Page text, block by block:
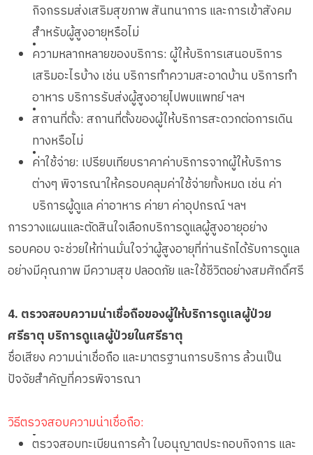
กิจกรรมส่งเสริมสุขภาพ สันทนาการ และการเข้าสังคม
สำหรับผู้สูงอายุหรือไม่
•
ความหลากหลายของบริการ: ผู้ให้บริการเสนอบริการ
เสริมอะไรบ้าง เช่น บริการทำความสะอาดบ้าน บริการทำ
อาหาร บริการรับส่งผู้สูงอายุไปพบแพทย์ ฯลฯ
•
สถานที่ตั้ง: สถานที่ตั้งของผู้ให้บริการสะดวกต่อการเดิน
ทางหรือไม่
•
ค่าใช้จ่าย: เปรียบเทียบราคาค่าบริการจากผู้ให้บริการ
ต่างๆ พิจารณาให้ครอบคลุมค่าใช้จ่ายทั้งหมด เช่น ค่า
บริการผู้ดูแล ค่าอาหาร ค่ายา ค่าอุปกรณ์ ฯลฯ
การวางแผนและตัดสินใจเลือกบริการดูแลผู้สูงอายุอย่าง
รอบคอบ จะช่วยให้ท่านมั่นใจว่าผู้สูงอายุที่ท่านรักได้รับการดูแล
อย่างมีคุณภาพ มีความสุข ปลอดภัย และใช้ชีวิตอย่างสมศักดิ์ศรี
4. ตรวจสอบความน่าเชื่อถือของผู้ให้บริการดูแลผู้ป่วย
ศรีธาตุ บริการดูแลผู้ป่วยในศรีธาตุ
ชื่อเสียง ความน่าเชื่อถือ และมาตรฐานการบริการ ล้วนเป็น
ปัจจัยสำคัญที่ควรพิจารณา
วิธีตรวจสอบความน่าเชื่อถือ:
•
ตรวจสอบทะเบียนการค้า ใบอนุญาตประกอบกิจการ และ